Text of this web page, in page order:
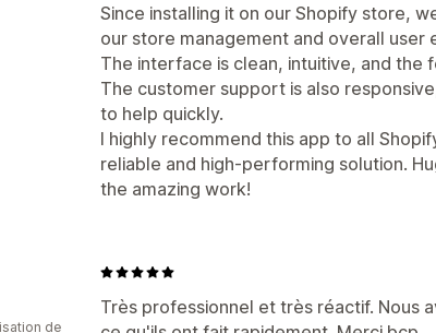
Since installing it on our Shopify store,
our store management and overall user
The interface is clean, intuitive, and the
The customer support is also
to help quickly.
I highly recommend this app to all
reliable and high-performing solution.
the amazing work!
Très professionnel et très réactif. Nous
de